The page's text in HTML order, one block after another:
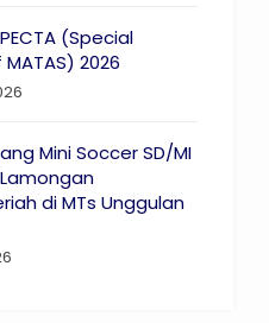
(Special
2026
Mini Soccer SD/MI
di MTs Unggulan